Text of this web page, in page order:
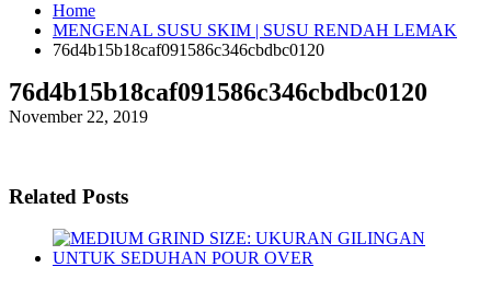
Home
MENGENAL SUSU SKIM | SUSU RENDAH LEMAK
76d4b15b18caf091586c346cbdbc0120
76d4b15b18caf091586c346cbdbc0120
November 22, 2019
Related Posts